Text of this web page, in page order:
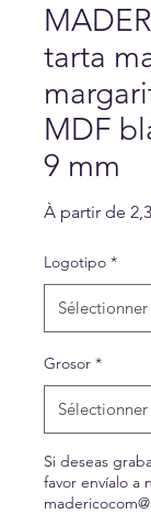
tarta
MDF
9 mm
À partir de
Logotipo *
Grosor *
Si deseas
favor envíalo a